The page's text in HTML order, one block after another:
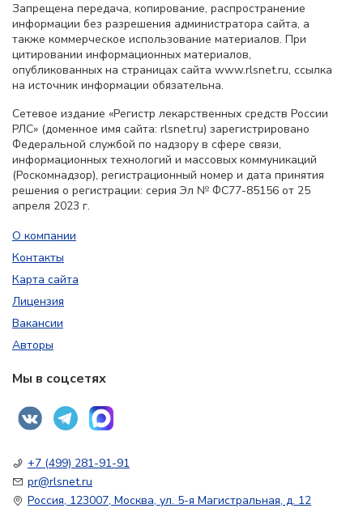
Запрещена передача, копирование, распространение
информации без разрешения администратора сайта, а
также коммерческое использование материалов. При
цитировании информационных материалов,
опубликованных на страницах сайта www.rlsnet.ru, ссылка
на источник информации обязательна.
Сетевое издание «Регистр лекарственных средств России
РЛС» (доменное имя сайта: rlsnet.ru) зарегистрировано
Федеральной службой по надзору в сфере связи,
информационных технологий и массовых коммуникаций
(Роскомнадзор), регистрационный номер и дата принятия
решения о регистрации: серия Эл № ФС77-85156 от 25
апреля 2023 г.
О компании
Контакты
Карта сайта
Лицензия
Вакансии
Авторы
Мы в соцсетях
+7 (499) 281-91-91
pr@rlsnet.ru
Россия, 123007, Москва, ул. 5-я Магистральная, д. 12